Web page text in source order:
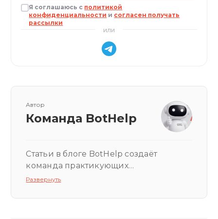
Я соглашаюсь с политикой
конфиденциальности и согласен получать
рассылки
или
Автор
Команда BotHelp
Статьи в блоге BotHelp создаёт
команда практикующих
специалистов: маркетологов,
разработчиков и экспертов с
Развернуть